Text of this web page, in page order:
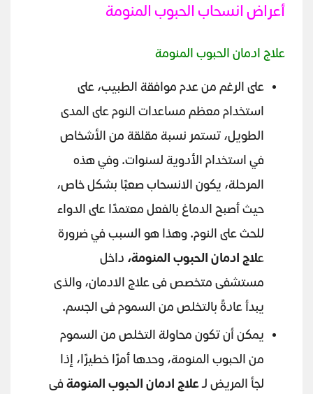
أعراض انسحاب الحبوب المنومة
علاج ادمان الحبوب المنومة
على الرغم من عدم موافقة الطبيب، على
استخدام معظم مساعدات النوم على المدى
الطويل، تستمر نسبة مقلقة من الأشخاص
في استخدام الأدوية لسنوات. وفي هذه
المرحلة، يكون الانسحاب صعبًا بشكل خاص،
حيث أصبح الدماغ بالفعل معتمدًا على الدواء
للحث على النوم. وهذا هو السبب في ضرورة
علاج ادمان الحبوب المنومة، داخل
مستشفى متخصص فى علاج الادمان، والذى
يبدأ عادةً بالتخلص من السموم فى الجسم.
يمكن أن تكون محاولة التخلص من السموم
من الحبوب المنومة، وحدها أمرًا خطيرًا، إذا
لجأ المريض لـعلاج ادمان الحبوب المنومةفى